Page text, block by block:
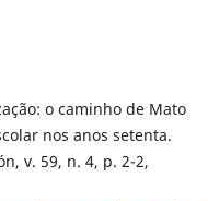
o caminho de Mato
nos anos setenta.
v. 59, n. 4, p. 2-2,